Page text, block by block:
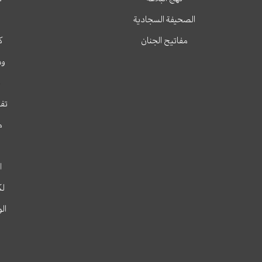
الصحيفة السجادية
مفاتيح الجنان